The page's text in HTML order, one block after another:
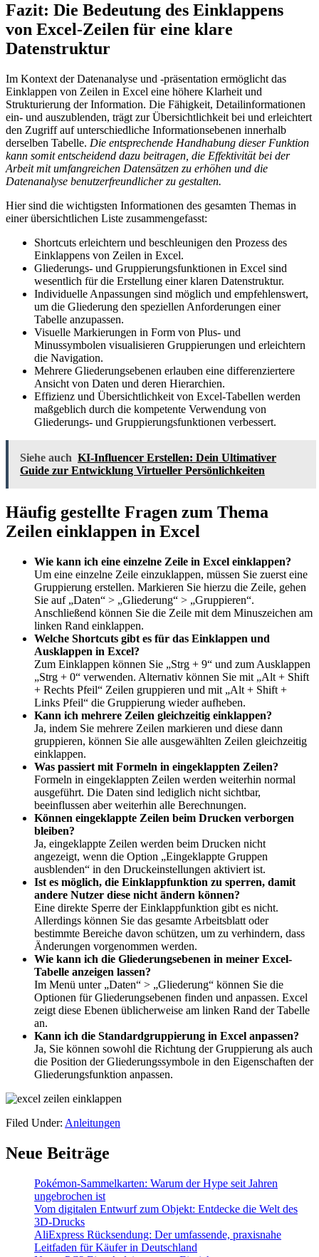
Fazit: Die Bedeutung des Einklappens
von Excel-Zeilen für eine klare
Datenstruktur
Im Kontext der Datenanalyse und -präsentation ermöglicht das
Einklappen von Zeilen in Excel eine höhere Klarheit und
Strukturierung der Information. Die Fähigkeit, Detailinformationen
ein- und auszublenden, trägt zur Übersichtlichkeit bei und erleichtert
den Zugriff auf unterschiedliche Informationsebenen innerhalb
derselben Tabelle. Die entsprechende Handhabung dieser Funktion
kann somit entscheidend dazu beitragen, die Effektivität bei der
Arbeit mit umfangreichen Datensätzen zu erhöhen und die
Datenanalyse benutzerfreundlicher zu gestalten.
Hier sind die wichtigsten Informationen des gesamten Themas in
einer übersichtlichen Liste zusammengefasst:
Shortcuts erleichtern und beschleunigen den Prozess des
Einklappens von Zeilen in Excel.
Gliederungs- und Gruppierungsfunktionen in Excel sind
wesentlich für die Erstellung einer klaren Datenstruktur.
Individuelle Anpassungen sind möglich und empfehlenswert,
um die Gliederung den speziellen Anforderungen einer
Tabelle anzupassen.
Visuelle Markierungen in Form von Plus- und
Minussymbolen visualisieren Gruppierungen und erleichtern
die Navigation.
Mehrere Gliederungsebenen erlauben eine differenziertere
Ansicht von Daten und deren Hierarchien.
Effizienz und Übersichtlichkeit von Excel-Tabellen werden
maßgeblich durch die kompetente Verwendung von
Gliederungs- und Gruppierungsfunktionen verbessert.
Siehe auch KI-Influencer Erstellen: Dein Ultimativer
Guide zur Entwicklung Virtueller Persönlichkeiten
Häufig gestellte Fragen zum Thema
Zeilen einklappen in Excel
Wie kann ich eine einzelne Zeile in Excel einklappen?
Um eine einzelne Zeile einzuklappen, müssen Sie zuerst eine
Gruppierung erstellen. Markieren Sie hierzu die Zeile, gehen
Sie auf „Daten“ > „Gliederung“ > „Gruppieren“.
Anschließend können Sie die Zeile mit dem Minuszeichen am
linken Rand einklappen.
Welche Shortcuts gibt es für das Einklappen und
Ausklappen in Excel?
Zum Einklappen können Sie „Strg + 9“ und zum Ausklappen
„Strg + 0“ verwenden. Alternativ können Sie mit „Alt + Shift
+ Rechts Pfeil“ Zeilen gruppieren und mit „Alt + Shift +
Links Pfeil“ die Gruppierung wieder aufheben.
Kann ich mehrere Zeilen gleichzeitig einklappen?
Ja, indem Sie mehrere Zeilen markieren und diese dann
gruppieren, können Sie alle ausgewählten Zeilen gleichzeitig
einklappen.
Was passiert mit Formeln in eingeklappten Zeilen?
Formeln in eingeklappten Zeilen werden weiterhin normal
ausgeführt. Die Daten sind lediglich nicht sichtbar,
beeinflussen aber weiterhin alle Berechnungen.
Können eingeklappte Zeilen beim Drucken verborgen
bleiben?
Ja, eingeklappte Zeilen werden beim Drucken nicht
angezeigt, wenn die Option „Eingeklappte Gruppen
ausblenden“ in den Druckeinstellungen aktiviert ist.
Ist es möglich, die Einklappfunktion zu sperren, damit
andere Nutzer diese nicht ändern können?
Eine direkte Sperre der Einklappfunktion gibt es nicht.
Allerdings können Sie das gesamte Arbeitsblatt oder
bestimmte Bereiche davon schützen, um zu verhindern, dass
Änderungen vorgenommen werden.
Wie kann ich die Gliederungsebenen in meiner Excel-
Tabelle anzeigen lassen?
Im Menü unter „Daten“ > „Gliederung“ können Sie die
Optionen für Gliederungsebenen finden und anpassen. Excel
zeigt diese Ebenen üblicherweise am linken Rand der Tabelle
an.
Kann ich die Standardgruppierung in Excel anpassen?
Ja, Sie können sowohl die Richtung der Gruppierung als auch
die Position der Gliederungssymbole in den Eigenschaften der
Gliederungsfunktion anpassen.
Filed Under: Anleitungen
Primary
Neue Beiträge
Pokémon-Sammelkarten: Warum der Hype seit Jahren
ungebrochen ist
Vom digitalen Entwurf zum Objekt: Entdecke die Welt des
3D-Drucks
AliExpress Rücksendung: Der umfassende, praxisnahe
Leitfaden für Käufer in Deutschland